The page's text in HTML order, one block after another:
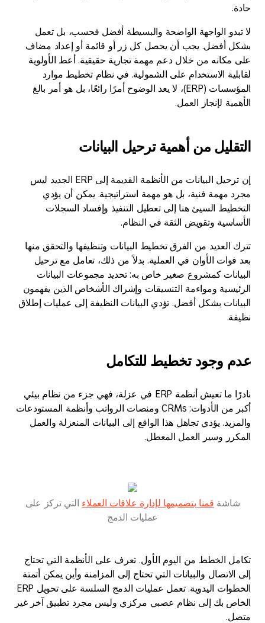
حادة.
لا تبدو الواجهة الواضحة والبسيطة أفضل فحسب، بل تعمل
بشكل أفضل. يجب أن يحصل كل زر أو قائمة أو إعداد مضاف
على مكانه من خلال دعم مهمة تجارية حقيقية. أعط الأولوية
لقابلية الاستخدام على الشمولية. في نظام تخطيط موارد
المؤسسات (ERP)، لا يعد الوضوح أمرًا رائعًا، بل هو أمر بالغ
الأهمية لإنجاز العمل.
التقليل من أهمية ترحيل البيانات
إن ترحيل البيانات من الأنظمة القديمة إلى ERP الجديد ليس
مجرد مهمة فنية، بل هو مهمة استراتيجية. يمكن أن يؤدي
التخطيط السيئ هنا إلى تعطيل التنفيذ وإفساد السجلات
الأساسية وتقويض الثقة في النظام.
تترك العديد من الفرق تخطيط البيانات وتنظيفها والتحقق منها
بعد فوات الأوان في العملية. بدلاً من ذلك، تعامل مع ترحيل
البيانات كمشروع صغير خاص به: تحديد مجموعات البيانات
الرئيسية ومواءمة التنسيقات وإشراك الأشخاص الذين يفهمون
البيانات بشكل أفضل. تؤدي البيانات النظيفة إلى عمليات إطلاق
نظيفة.
عدم وجود تخطيط للتكامل
نادرًا ما تعيش أنظمة ERP في عزلة، فهي جزء من نظام بيئي
أكبر من الأدوات: CRMs ومنصات الرواتب وأنظمة المستودعات
والمزيد. يؤدي تجاهل هذا الواقع إلى البيانات المنعزلة والعمل
المكرر وسير العمل المعطل.
شاشة قمنا بتصميمها لإدارة علاقات العملاء التي تركز على
عمليات الدمج
تكامل الخطط من اليوم الأول. تعرف على الأنظمة التي تحتاج
إلى الاتصال والبيانات التي تحتاج إلى المزامنة وأين يمكن أتمتة
الخطوات اليدوية. تعمل عمليات الدمج السلسة على تحويل ERP
الخاص بك إلى نظام عصبي مركزي وليس مجرد تطبيق آخر غير
متصل.